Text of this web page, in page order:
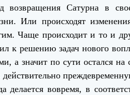
возвращения Сатурна в
Или происходят
Чаще происходит и то и
к решению задач нового
а значит по сути остался
действительно
делается вовремя, в